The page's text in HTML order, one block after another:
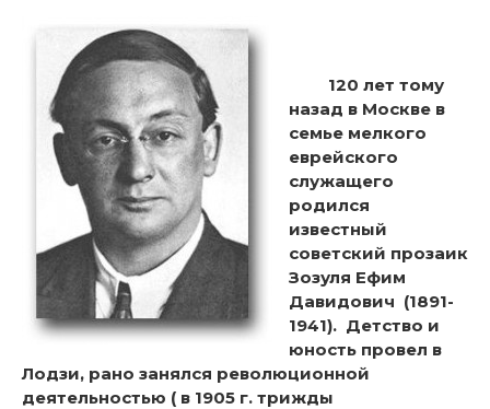
120 лет тому
назад в Москве в
семье мелкого
еврейского
служащего
родился
известный
советский прозаик
Зозуля Ефим
Давидович (1891-
1941). Детство и
юность провел в
Лодзи, рано занялся революционной
деятельностью ( в 1905 г. трижды